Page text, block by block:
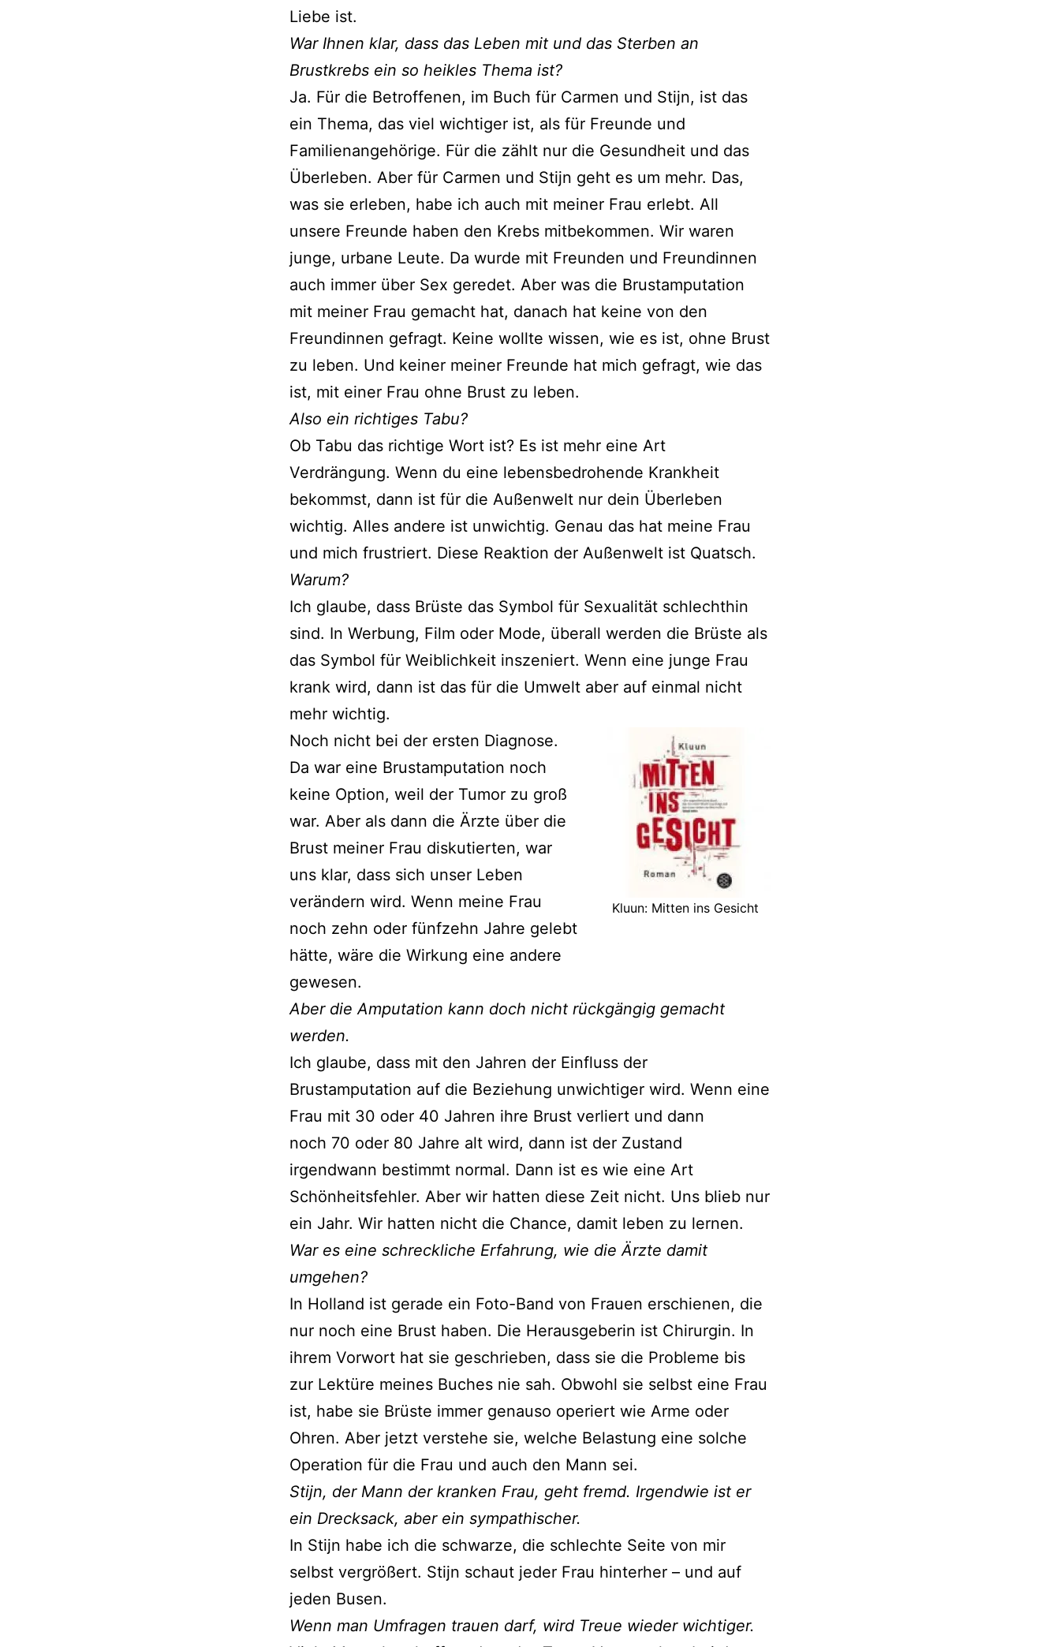
Liebe ist.
War Ihnen klar, dass das Leben mit und das Sterben an
Brustkrebs ein so heikles Thema ist?
Ja. Für die Betroffenen, im Buch für Carmen und Stijn, ist das
ein Thema, das viel wichtiger ist, als für Freunde und
Familienangehörige. Für die zählt nur die Gesundheit und das
Überleben. Aber für Carmen und Stijn geht es um mehr. Das,
was sie erleben, habe ich auch mit meiner Frau erlebt. All
unsere Freunde haben den Krebs mitbekommen. Wir waren
junge, urbane Leute. Da wurde mit Freunden und Freundinnen
auch immer über Sex geredet. Aber was die Brustamputation
mit meiner Frau gemacht hat, danach hat keine von den
Freundinnen gefragt. Keine wollte wissen, wie es ist, ohne Brust
zu leben. Und keiner meiner Freunde hat mich gefragt, wie das
ist, mit einer Frau ohne Brust zu leben.
Also ein richtiges Tabu?
Ob Tabu das richtige Wort ist? Es ist mehr eine Art
Verdrängung. Wenn du eine lebensbedrohende Krankheit
bekommst, dann ist für die Außenwelt nur dein Überleben
wichtig. Alles andere ist unwichtig. Genau das hat meine Frau
und mich frustriert. Diese Reaktion der Außenwelt ist Quatsch.
Warum?
Ich glaube, dass Brüste das Symbol für Sexualität schlechthin
sind. In Werbung, Film oder Mode, überall werden die Brüste als
das Symbol für Weiblichkeit inszeniert. Wenn eine junge Frau
krank wird, dann ist das für die Umwelt aber auf einmal nicht
mehr wichtig.
Kluun: Mitten ins Gesicht
Noch nicht bei der ersten Diagnose.
Da war eine Brustamputation noch
keine Option, weil der Tumor zu groß
war. Aber als dann die Ärzte über die
Brust meiner Frau diskutierten, war
uns klar, dass sich unser Leben
verändern wird. Wenn meine Frau
noch zehn oder fünfzehn Jahre gelebt
hätte, wäre die Wirkung eine andere
gewesen.
Aber die Amputation kann doch nicht rückgängig gemacht
werden.
Ich glaube, dass mit den Jahren der Einfluss der
Brustamputation auf die Beziehung unwichtiger wird. Wenn eine
Frau mit 30 oder 40 Jahren ihre Brust verliert und dann
noch 70 oder 80 Jahre alt wird, dann ist der Zustand
irgendwann bestimmt normal. Dann ist es wie eine Art
Schönheitsfehler. Aber wir hatten diese Zeit nicht. Uns blieb nur
ein Jahr. Wir hatten nicht die Chance, damit leben zu lernen.
War es eine schreckliche Erfahrung, wie die Ärzte damit
umgehen?
In Holland ist gerade ein Foto-Band von Frauen erschienen, die
nur noch eine Brust haben. Die Herausgeberin ist Chirurgin. In
ihrem Vorwort hat sie geschrieben, dass sie die Probleme bis
zur Lektüre meines Buches nie sah. Obwohl sie selbst eine Frau
ist, habe sie Brüste immer genauso operiert wie Arme oder
Ohren. Aber jetzt verstehe sie, welche Belastung eine solche
Operation für die Frau und auch den Mann sei.
Stijn, der Mann der kranken Frau, geht fremd. Irgendwie ist er
ein Drecksack, aber ein sympathischer.
In Stijn habe ich die schwarze, die schlechte Seite von mir
selbst vergrößert. Stijn schaut jeder Frau hinterher – und auf
jeden Busen.
Wenn man Umfragen trauen darf, wird Treue wieder wichtiger.